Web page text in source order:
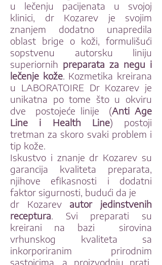
u lečenju pacijenata u svojoj
klinici, dr Kozarev je svojim
znanjem dodatno unapredila
oblast brige o koži, formulišući
sopstvenu autorsku liniju
superiornih preparata za negu i
lečenje kože. Kozmetika kreirana
u LABORATOIRE Dr Kozarev je
unikatna po tome što u okviru
dve postojeće linije (Anti Age
Line i Health Line) postoji
tretman za skoro svaki problem i
tip kože.
Iskustvo i znanje dr Kozarev su
garancija kvaliteta preparata,
njihove efikasnosti i dodatni
faktor sigurnosti, budući da je
dr Kozarev autor jedinstvenih
receptura. Svi preparati su
kreirani na bazi sirovina
vrhunskog kvaliteta sa
inkorporiranim prirodnim
sastojcima ,a proizvodnju prati